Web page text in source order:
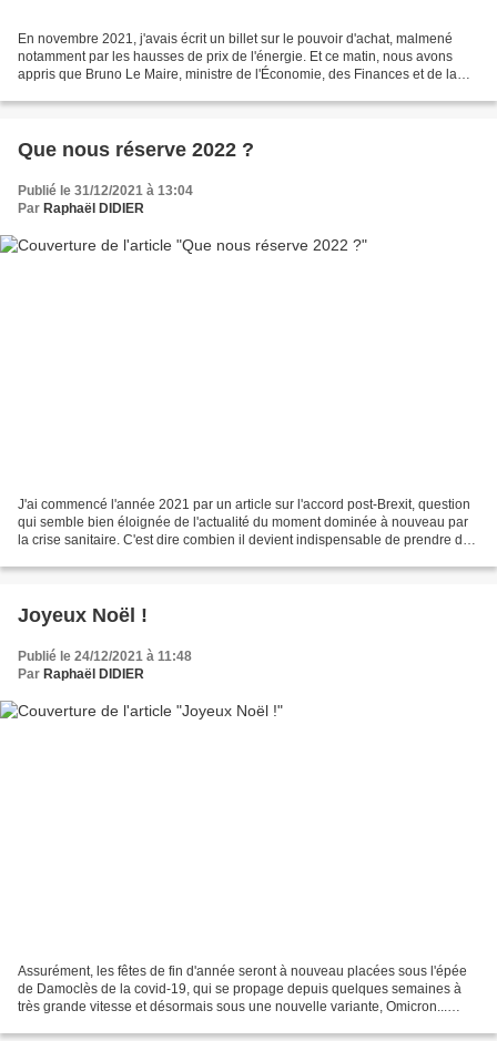
En novembre 2021, j'avais écrit un billet sur le pouvoir d'achat, malmené
notamment par les hausses de prix de l'énergie. Et ce matin, nous avons
appris que Bruno Le Maire, ministre de l'Économie, des Finances et de la
Que nous réserve 2022 ?
Publié le 31/12/2021 à 13:04
Par Raphaël DIDIER
J'ai commencé l'année 2021 par un article sur l'accord post-Brexit, question
qui semble bien éloignée de l'actualité du moment dominée à nouveau par
la crise sanitaire. C'est dire combien il devient indispensable de prendre du
Joyeux Noël !
Publié le 24/12/2021 à 11:48
Par Raphaël DIDIER
Assurément, les fêtes de fin d'année seront à nouveau placées sous l'épée
de Damoclès de la covid-19, qui se propage depuis quelques semaines à
très grande vitesse et désormais sous une nouvelle variante, Omicron...